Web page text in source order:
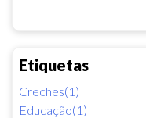
Etiquetas
Creches(1)
Educação(1)